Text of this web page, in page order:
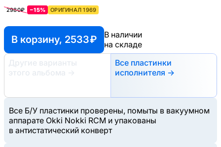
2980₽ −15% ОРИГИНАЛ 1969
В корзину, 2533 ₽
В наличии
на складе
Другие варианты
этого альбома
→
Все пластинки
исполнителя →
Все Б/У пластинки проверены, помыты в вакуумном
аппарате Okki Nokki RCM и упакованы
в антистатический конверт